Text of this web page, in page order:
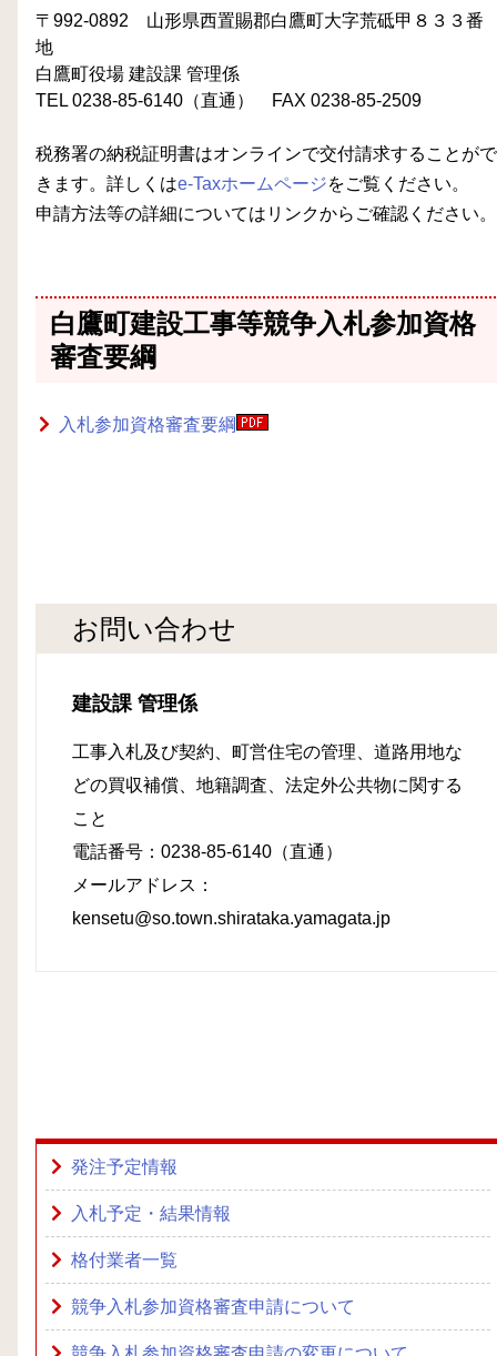
〒992-0892 山形県西置賜郡白鷹町大字荒砥甲８３３番
地
白鷹町役場 建設課 管理係
TEL 0238-85-6140（直通） FAX 0238-85-2509
税務署の納税証明書はオンラインで交付請求することがで
きます。詳しくはe-Taxホームページをご覧ください。
申請方法等の詳細についてはリンクからご確認ください。
白鷹町建設工事等競争入札参加資格
審査要綱
入札参加資格審査要綱
お問い合わせ
建設課 管理係
工事入札及び契約、町営住宅の管理、道路用地な
どの買収補償、地籍調査、法定外公共物に関する
こと
電話番号：0238-85-6140（直通）
メールアドレス：
kensetu@so.town.shirataka.yamagata.jp
発注予定情報
入札予定・結果情報
格付業者一覧
競争入札参加資格審査申請について